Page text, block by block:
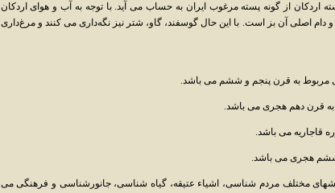
اردکان از گونه پسته مرغوب ایران به حساب می آید. با توجه به آب و هوای اردکان
و دام اصلی آن بز است. با این حال گوسفند، گاو، شتر نیز نگه‌داری می کنند و مرغ‌داری
مربوط به قرن پنجم و ششم می باشد.
به قرن دهم هجری می باشد.
قاجاریه می باشد.
هجری می باشد.
مختلف مردم شناسی، اشیاء عتیقه، گیاه شناسی، جانورشناسی و فرهنگی می